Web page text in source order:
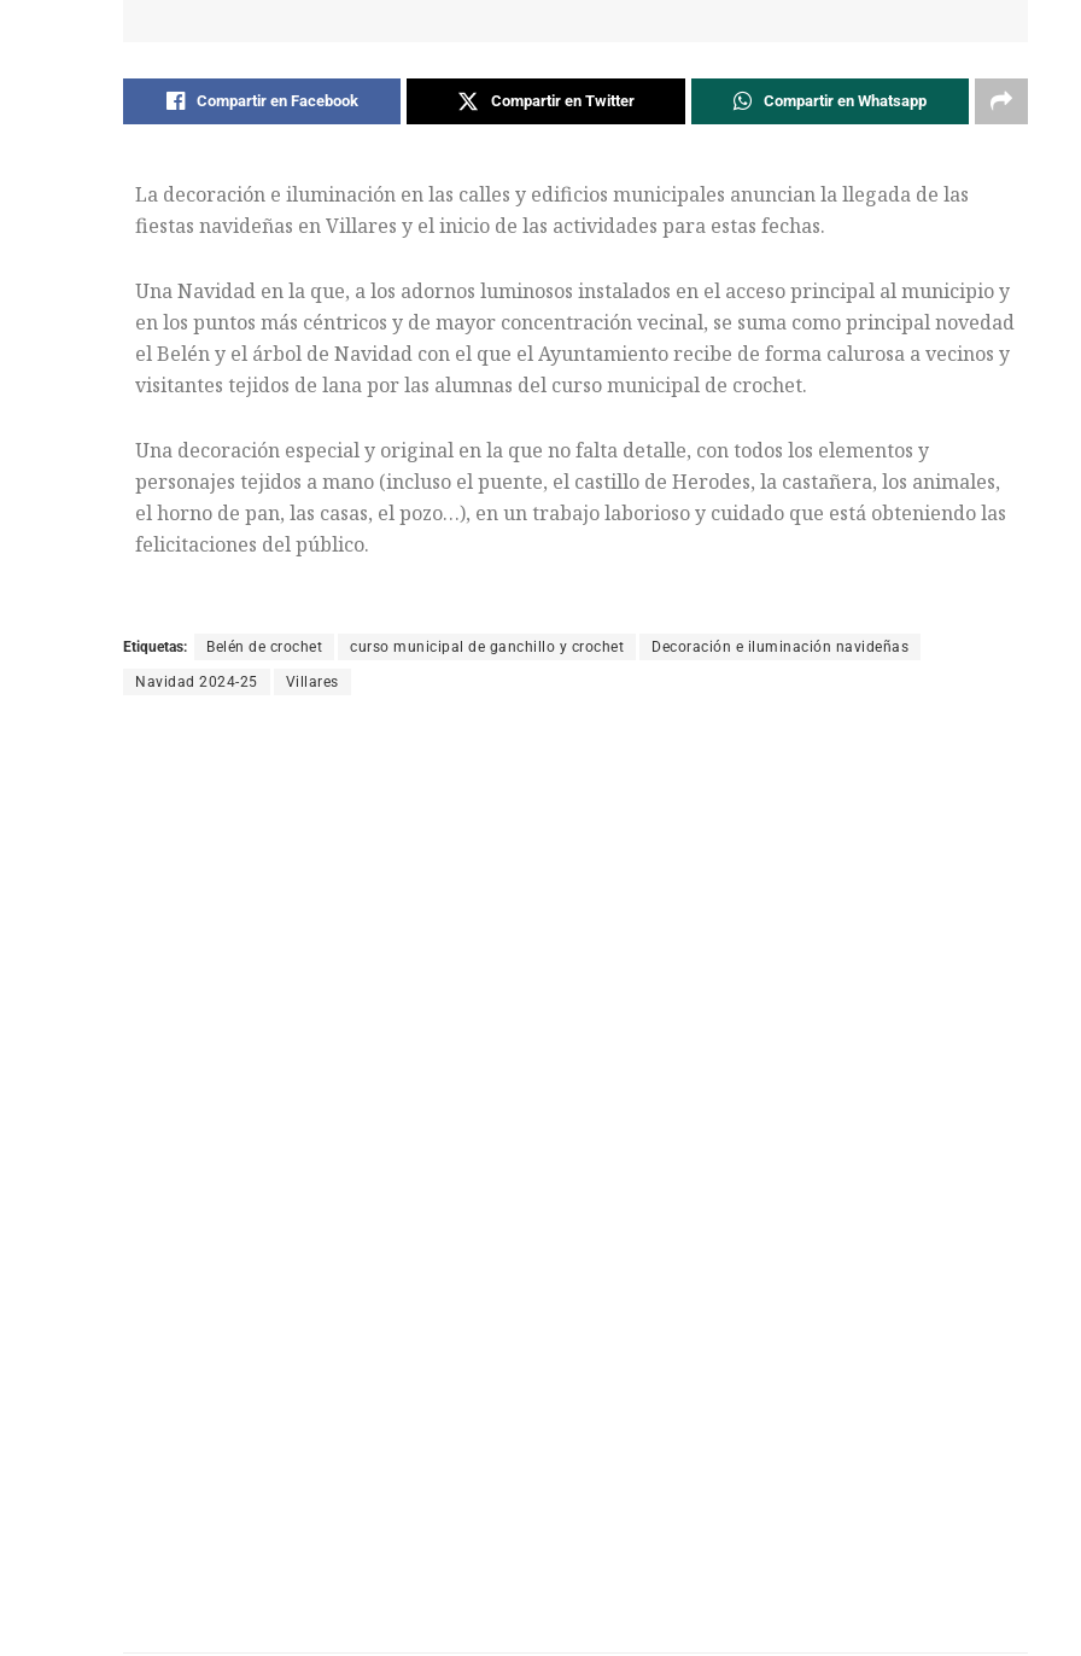
Compartir en Facebook Compartir en Twitter Compartir en Whatsapp
La decoración e iluminación en las calles y edificios municipales anuncian la llegada de las
fiestas navideñas en Villares y el inicio de las actividades para estas fechas.
Una Navidad en la que, a los adornos luminosos instalados en el acceso principal al municipio y
en los puntos más céntricos y de mayor concentración vecinal, se suma como principal novedad
el Belén y el árbol de Navidad con el que el Ayuntamiento recibe de forma calurosa a vecinos y
visitantes tejidos de lana por las alumnas del curso municipal de crochet.
Una decoración especial y original en la que no falta detalle, con todos los elementos y
personajes tejidos a mano (incluso el puente, el castillo de Herodes, la castañera, los animales,
el horno de pan, las casas, el pozo…), en un trabajo laborioso y cuidado que está obteniendo las
felicitaciones del público.
Etiquetas: Belén de crochet curso municipal de ganchillo y crochet Decoración e iluminación navideñas
Navidad 2024-25 Villares